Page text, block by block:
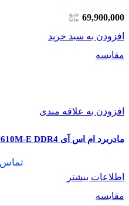
69,900,000
افزودن به سبد خرید
مقایسه
افزودن به علاقه مندی
مادربرد ام اس آی MSI Pro H610M-E DDR4
تماس
اطلاعات بیشتر
مقایسه